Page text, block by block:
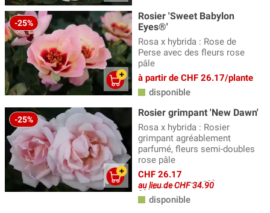
-25%
Rosier 'Sweet Babylon
Eyes®'
Rosa x hybrida : Rose de
Perse avec des fleurs rose
pâle
à partir de CHF 26.17/plante
disponible
-25%
Rosier grimpant 'New Dawn'
Rosa x hybrida : Rosier
grimpant agréablement
parfumé, fleurs semi-doubles
rose pâle
CHF 26.17
au lieu de CHF 34.90
disponible